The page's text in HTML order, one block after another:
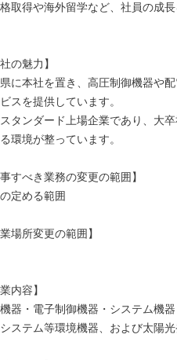
格取得や海外留学など、社員の成
社の魅力】
に本社を置き、高圧制御機器や
スを提供しています。
タンダード上場企業であり、大
環境が整っています。
事すべき業務の変更の範囲】
定める範囲
業場所変更の範囲】
内容】
器・電子制御機器・システム機
ステム等環境機器、および太陽